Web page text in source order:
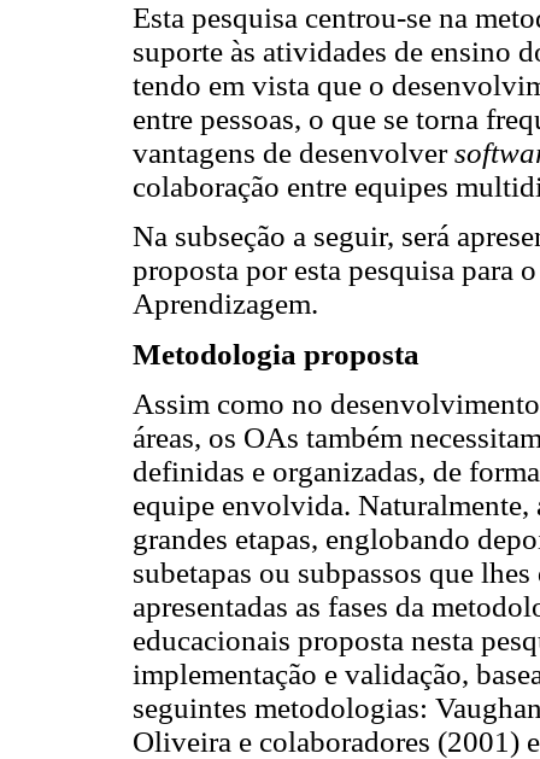
Esta pesquisa centrou-se na
suporte às atividades de ensino
tendo em vista que o
entre pessoas, o que se torna
vantagens de desenvolver
colaboração entre equipes
Na subseção a seguir, será
proposta por esta pesquisa para
Aprendizagem.
Metodologia proposta
Assim como no
áreas, os OAs também
definidas e organizadas, de
equipe envolvida. Naturalmente,
grandes etapas, englobando
subetapas ou subpassos que
apresentadas as fases da
educacionais proposta nesta
implementação e validação,
seguintes metodologias:
Oliveira e colaboradores (2001)